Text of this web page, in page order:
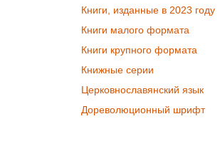
Книги, изданные в 2023 году
Книги малого формата
Книги крупного формата
Книжные серии
Церковнославянский язык
Дореволюционный шрифт